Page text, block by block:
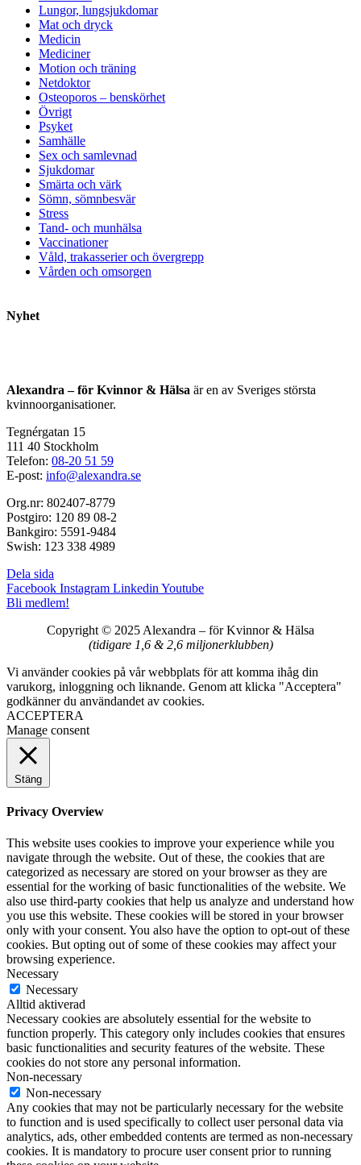
Lungor, lungsjukdomar
Mat och dryck
Medicin
Mediciner
Motion och träning
Netdoktor
Osteoporos – benskörhet
Övrigt
Psyket
Samhälle
Sex och samlevnad
Sjukdomar
Smärta och värk
Sömn, sömnbesvär
Stress
Tand- och munhälsa
Vaccinationer
Våld, trakasserier och övergrepp
Vården och omsorgen
Nyhet
Alexandra – för Kvinnor & Hälsa är en av Sveriges största
kvinnoorganisationer.
Tegnérgatan 15
111 40 Stockholm
Telefon: 08-20 51 59
E-post: info@alexandra.se
Org.nr: 802407-8779
Postgiro: 120 89 08-2
Bankgiro: 5591-9484
Swish: 123 338 4989
Dela sida
Facebook Instagram Linkedin Youtube
Bli medlem!
Copyright © 2025 Alexandra – för Kvinnor & Hälsa
(tidigare 1,6 & 2,6 miljonerklubben)
Vi använder cookies på vår webbplats för att komma ihåg din
varukorg, inloggning och liknande. Genom att klicka "Acceptera"
godkänner du användandet av cookies.
ACCEPTERA
Manage consent
Stäng
Privacy Overview
This website uses cookies to improve your experience while you
navigate through the website. Out of these, the cookies that are
categorized as necessary are stored on your browser as they are
essential for the working of basic functionalities of the website. We
also use third-party cookies that help us analyze and understand how
you use this website. These cookies will be stored in your browser
only with your consent. You also have the option to opt-out of these
cookies. But opting out of some of these cookies may affect your
browsing experience.
Necessary
Necessary
Alltid aktiverad
Necessary cookies are absolutely essential for the website to
function properly. This category only includes cookies that ensures
basic functionalities and security features of the website. These
cookies do not store any personal information.
Non-necessary
Non-necessary
Any cookies that may not be particularly necessary for the website
to function and is used specifically to collect user personal data via
analytics, ads, other embedded contents are termed as non-necessary
cookies. It is mandatory to procure user consent prior to running